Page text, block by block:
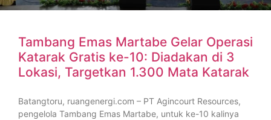
Tambang Emas Martabe Gelar Operasi
Katarak Gratis ke-10: Diadakan di 3
Lokasi, Targetkan 1.300 Mata Katarak
Batangtoru, ruangenergi.com – PT Agincourt Resources,
pengelola Tambang Emas Martabe, untuk ke-10 kalinya